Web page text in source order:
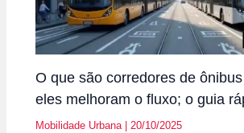
O que são corredores de
eles melhoram o fluxo; o guia
Mobilidade Urbana|20/10/2025